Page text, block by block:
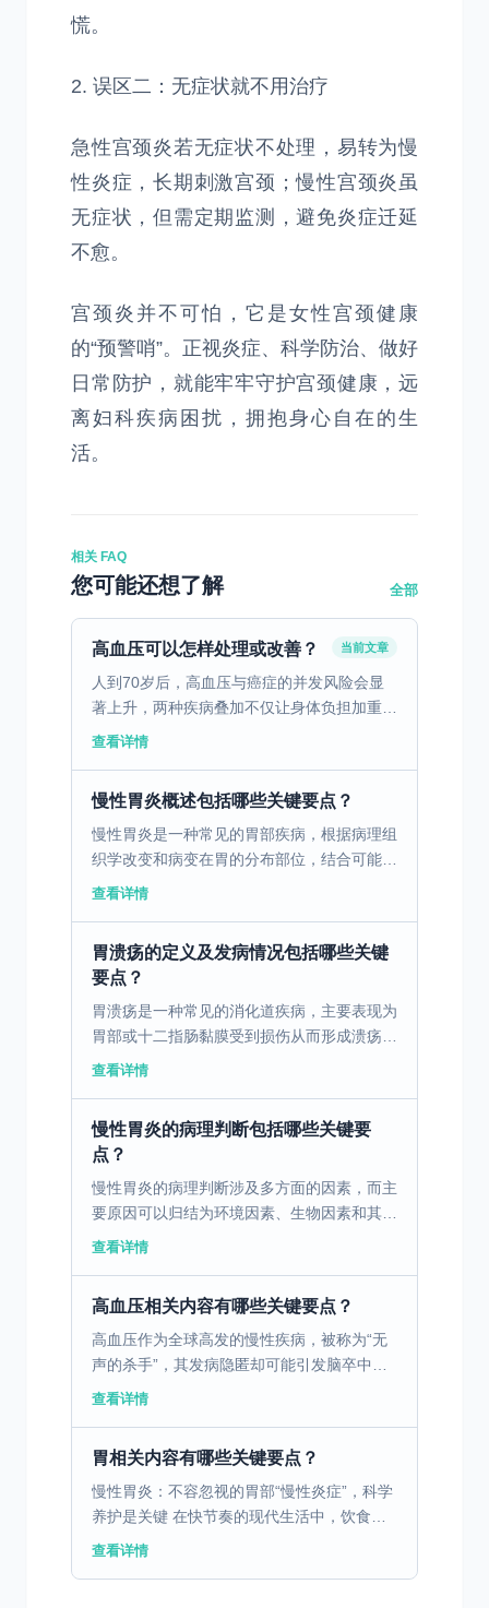
慌。
2. 误区二：无症状就不用治疗
急性宫颈炎若无症状不处理，易转为慢
性炎症，长期刺激宫颈；慢性宫颈炎虽
无症状，但需定期监测，避免炎症迁延
不愈。
宫颈炎并不可怕，它是女性宫颈健康
的“预警哨”。正视炎症、科学防治、做好
日常防护，就能牢牢守护宫颈健康，远
离妇科疾病困扰，拥抱身心自在的生
活。
相关 FAQ
您可能还想了解 全部
高血压可以怎样处理或改善？ 当前文章
人到70岁后，高血压与癌症的并发风险会显
著上升，两种疾病叠加不仅让身体负担加重，
抗癌药物与降压药的联用也需格外谨慎——抗
查看详情
慢性胃炎概述包括哪些关键要点？
慢性胃炎是一种常见的胃部疾病，根据病理组
织学改变和病变在胃的分布部位，结合可能病
因，将慢性胃炎分为浅表性、萎缩性和特殊类
查看详情
胃溃疡的定义及发病情况包括哪些关键
要点？
胃溃疡是一种常见的消化道疾病，主要表现为
胃部或十二指肠黏膜受到损伤从而形成溃疡。
老年人是该疾病的高发人群，容易受到饮食、
查看详情
慢性胃炎的病理判断包括哪些关键要
点？
慢性胃炎的病理判断涉及多方面的因素，而主
要原因可以归结为环境因素、生物因素和其他
综合因素。环境因素中，饮食习惯的不规范、
查看详情
高血压相关内容有哪些关键要点？
高血压作为全球高发的慢性疾病，被称为“无
声的杀手”，其发病隐匿却可能引发脑卒中、
心肌梗死、肾脏损伤等严重并发症。据统计，
查看详情
胃相关内容有哪些关键要点？
慢性胃炎：不容忽视的胃部“慢性炎症”，科学
养护是关键 在快节奏的现代生活中，饮食不
规律、暴饮暴食、压力过大等问题，让慢性胃
查看详情